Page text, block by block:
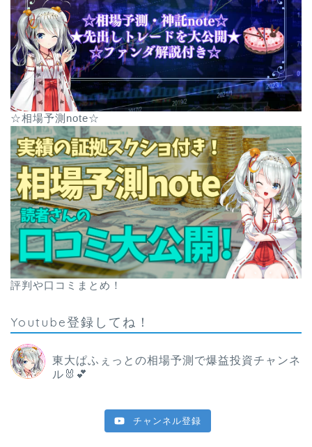
☆相場予測note☆
評判や口コミまとめ！
Youtube登録してね！
東大ぱふぇっとの相場予測で爆益投資チャンネ
ル🐰💕
チャンネル登録